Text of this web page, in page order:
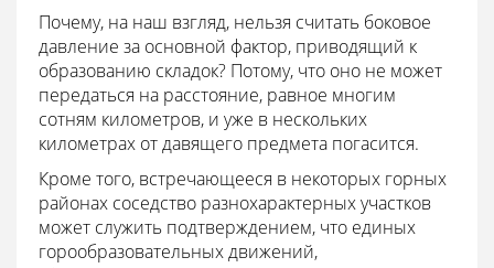
Почему, на наш взгляд, нельзя считать боковое
давление за основной фактор, приводящий к
образованию складок? Потому, что оно не может
передаться на расстояние, равное многим
сотням километров, и уже в нескольких
километрах от давящего предмета погасится.
Кроме того, встречающееся в некоторых горных
районах соседство разнохарактерных участков
может служить подтверждением, что единых
горообразовательных движений,